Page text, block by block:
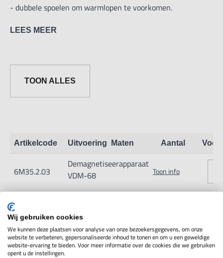
- dubbele spoelen om warmlopen te voorkomen.
Capaciteit: 330VA
LEES MEER
TOON ALLES
Artikelcode Uitvoering Maten Aantal
6M35.2.03
Demagnetiseerapparaat
VDM-68
Toon info
IN WINKELWAGEN
Wij gebruiken cookies
We kunnen deze plaatsen voor analyse van onze bezoekersgegevens, om onze
website te verbeteren, gepersonaliseerde inhoud te tonen en om u een geweldige
website-ervaring te bieden. Voor meer informatie over de cookies die we gebruiken
opent u de instellingen.